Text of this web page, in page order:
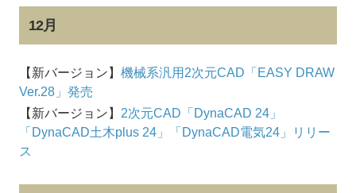
12月
【新バージョン】 機械系汎用2次元CAD「EASY DRAW
Ver.28」発売
【新バージョン】 2次元CAD「DynaCAD 24」
「DynaCAD土木plus 24」「DynaCAD電気24」リリー
ス